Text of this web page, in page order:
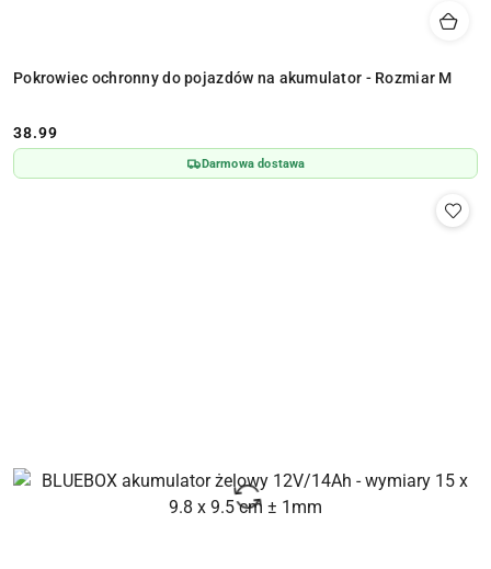
Pokrowiec ochronny do pojazdów na akumulator - Rozmiar M
Cena:
38.99
Darmowa dostawa